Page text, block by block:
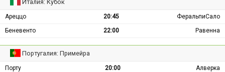
Италия: Кубок
Ареццо 20:45
ФеральпиСало
Беневенто
22:00 Равенна
Португалия: Примейра
Порту 20:00
Алверка